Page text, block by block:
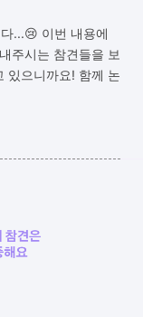
...😢 이번 내용에
주시는 참견들을 보
있으니까요! 함께 논